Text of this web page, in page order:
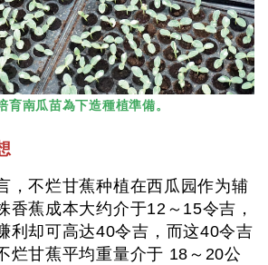
育南瓜苗為下造種植準備。
想
，不烂甘蕉种植在西瓜园作为辅
香蕉成本大约介于12～15令吉，
利却可高达40令吉，而这40令吉
烂甘蕉平均重量介于 18～20公